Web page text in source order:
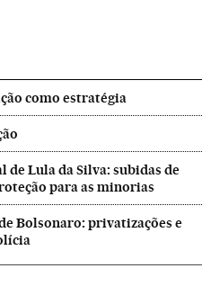
como estratégia
Lula da Silva: subidas de
para as minorias
Bolsonaro: privatizações e